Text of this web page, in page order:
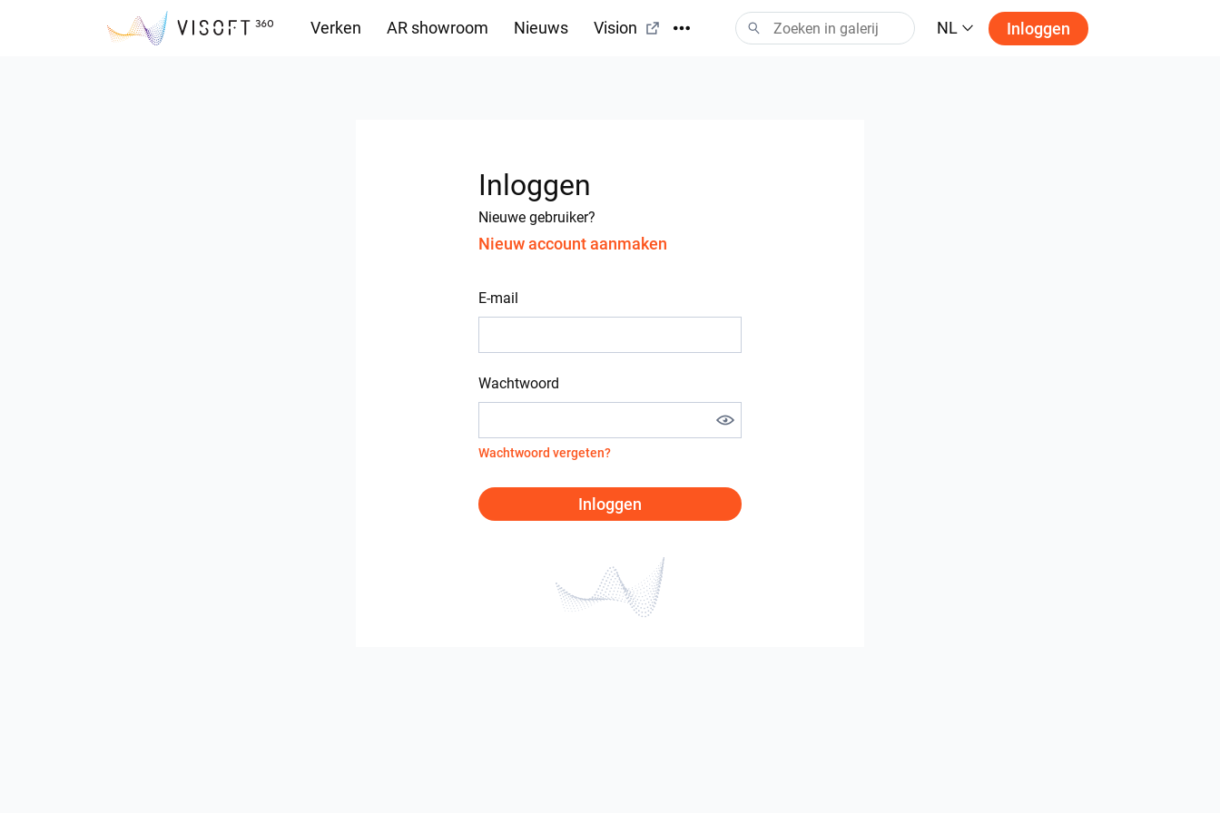
Verken AR showroom Nieuws Vision NL Inloggen
Inloggen
Nieuwe gebruiker?
Nieuw account aanmaken
E-mail
Wachtwoord
Wachtwoord vergeten?
Inloggen